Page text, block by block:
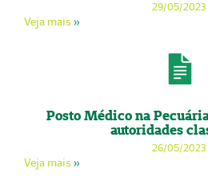
29/05/2023
Veja mais »
Posto Médico na
autoridades
26/05/2023
Veja mais »